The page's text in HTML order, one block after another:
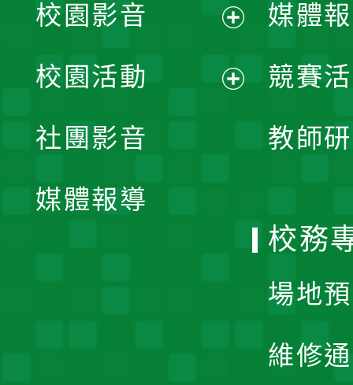
媒體
競賽
教師
校園影音
開
校園活動
社團影音
媒體報導
校務
場地
維修